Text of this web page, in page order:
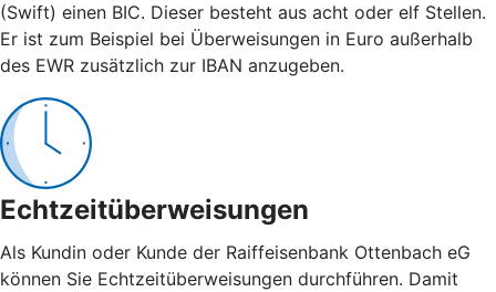
(Swift) einen BIC. Dieser besteht aus acht oder elf Stellen.
Er ist zum Beispiel bei Überweisungen in Euro außerhalb
des EWR zusätzlich zur IBAN anzugeben.
Echtzeitüberweisungen
Als Kundin oder Kunde der Raiffeisenbank Ottenbach eG
können Sie Echtzeitüberweisungen durchführen. Damit